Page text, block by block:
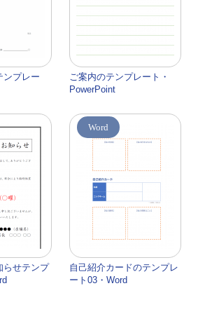
ンプレー
ご案内のテンプレート・
PowerPoint
らせテンプ
Word
自己紹介カードのテンプレ
ート03・Word